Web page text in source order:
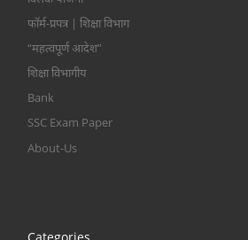
फॉर्म-प्रपत्र | शिक्षा विभाग
“महत्वपूर्ण आदेश”
शिक्षा विभागीय
Bank
SSC Exam Paper
About-Us